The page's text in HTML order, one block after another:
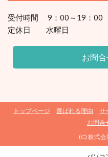
受付時間 9：00～19：00
定休日 水曜日
お問
(C) 株式
トップページ 選ばれる理由 サ
お問合